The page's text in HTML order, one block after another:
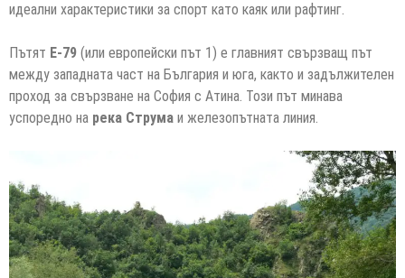
идеални характеристики за спорт като каяк или рафтинг.
Пътят Е-79 (или европейски път 1) е главният свързващ път
между западната част на България и юга, както и задължителен
проход за свързване на София с Атина. Този път минава
успоредно на река Струма и железопътната линия.